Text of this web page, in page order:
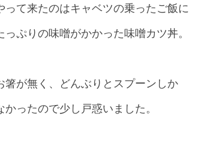
って来たのはキャベツの乗ったご飯に
っぷりの味噌がかかった味噌カツ丼。
箸が無く、どんぶりとスプーンしか
かったので少し戸惑いました。